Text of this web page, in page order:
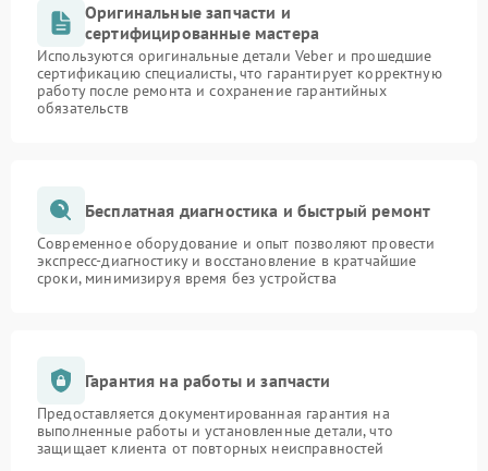
Оригинальные запчасти и
сертифицированные мастера
Используются оригинальные детали Veber и прошедшие
сертификацию специалисты, что гарантирует корректную
работу после ремонта и сохранение гарантийных
обязательств
Бесплатная диагностика и быстрый ремонт
Современное оборудование и опыт позволяют провести
экспресс-диагностику и восстановление в кратчайшие
сроки, минимизируя время без устройства
Гарантия на работы и запчасти
Предоставляется документированная гарантия на
выполненные работы и установленные детали, что
защищает клиента от повторных неисправностей